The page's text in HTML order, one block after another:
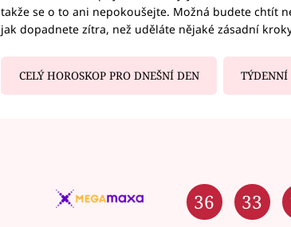
takže se o to ani nepokoušejte. Možná budete chtít
jak dopadnete zítra, než uděláte nějaké zásadní
CELÝ HOROSKOP PRO DNEŠNÍ DEN TÝDENNÍ
36 33